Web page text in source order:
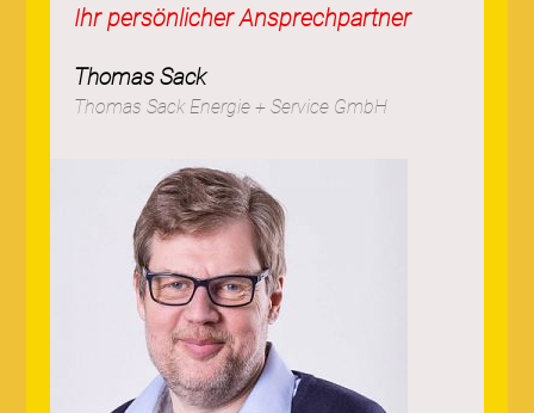
Preis auf Anfrage!
Ihr persönlicher Ansprechpartner
Thomas Sack
Thomas Sack Energie + Service GmbH